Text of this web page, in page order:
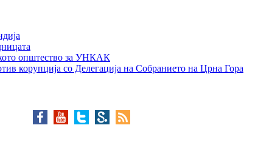
општество за УНКАК
корупција со Делегација на Собранието на Црна Гора